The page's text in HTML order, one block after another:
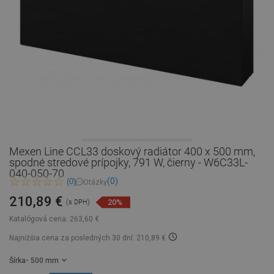
Mexen Line CCL33 doskový radiátor 400 x 500 mm,
spodné stredové prípojky, 791 W, čierny - W6C33L-
040-050-70
(0) Otázky(0)
Katalógová cena: 263,60 €
210,89 € (s DPH) 20%
Najnižšia cena za posledných 30 dní: 210,89 €
Šírka - 500 mm